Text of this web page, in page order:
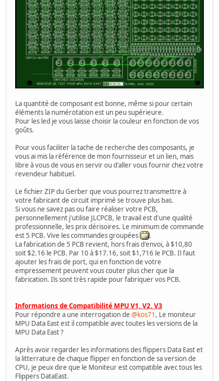
La quantité de composant est bonne, même si pour certain
éléments la numérotation est un peu supérieure.
Pour les led je vous laisse choisir la couleur en fonction de vos
goûts.
Pour vous faciliter la tache de recherche des composants, je
vous ai mis la référence de mon fournisseur et un lien, mais
libre à vous de vous en servir ou d'aller vous fournir chez votre
revendeur habituel.
Le fichier ZIP du Gerber que vous pourrez transmettre à
votre fabricant de circuit imprimé se trouve plus bas.
Si vous ne savez pas ou faire réaliser votre PCB,
personnellement j'utilise JLCPCB, le travail est d'une qualité
professionnelle, les prix dérisoires. Le minimum de commande
est 5 PCB. Vive les commandes groupées
.
La fabrication de 5 PCB revient, hors frais d'envoi, à $10,80
soit $2.16 le PCB. Par 10 à $17.16, soit $1,716 le PCB. Il faut
ajouter les frais de port, qui en fonction de votre
empressement peuvent vous couter plus cher que la
fabrication. Ils sont très rapide pour fabriquer vos PCB.
Informations de Compatibilité MPU V1, V2, V3
Pour répondre a une interrogation de @kos71 , Le moniteur
MPU Data East est il compatible avec toutes les versions de la
MPU Data East ?
Après avoir regarder les informations des flippers Data East et
la litterrature de chaque flipper en fonction de sa version de
CPU, je peux dire que le Moniteur est compatible avec tous les
Flippers DataEast.